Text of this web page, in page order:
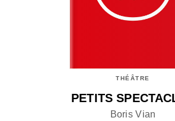
THÉÂTRE
PETITS
Boris Vian